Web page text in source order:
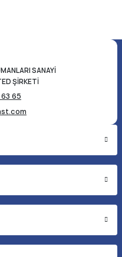
SANAYİ
ŞİRKETİ
65